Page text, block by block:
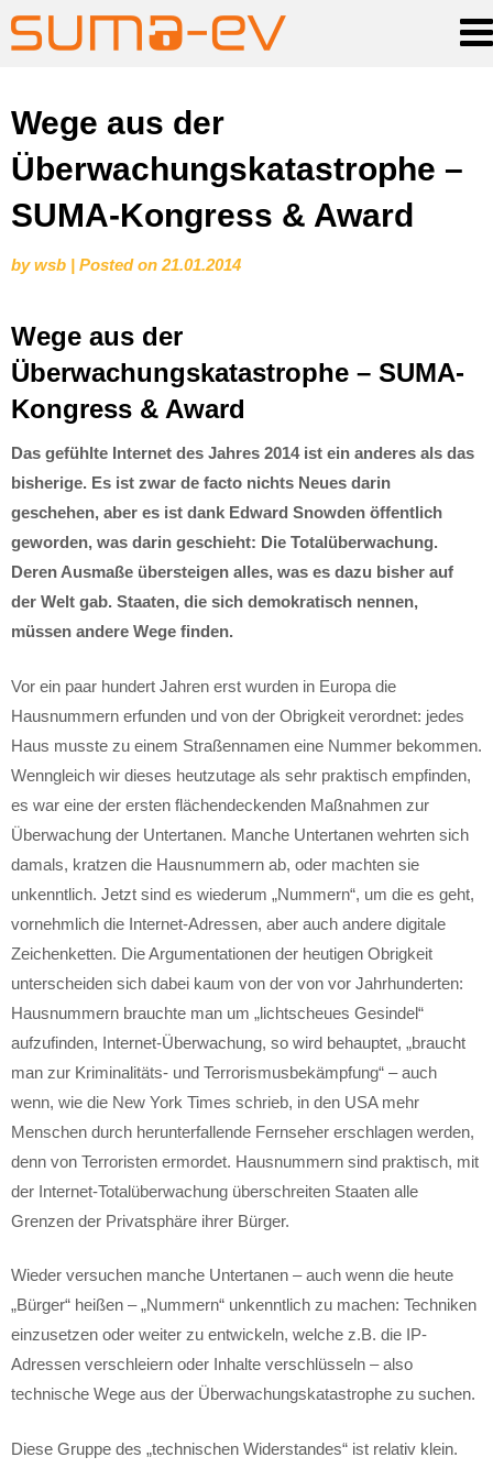
Skip
content
Wege aus der
Überwachungskatastrophe –
SUMA-Kongress & Award
bywsb | Posted on 21.01.2014
Wege aus der
Überwachungskatastrophe – SUMA-
Kongress & Award
Das gefühlte Internet des Jahres 2014 ist ein anderes als das
bisherige. Es ist zwar de facto nichts Neues darin
geschehen, aber es ist dank Edward Snowden öffentlich
geworden, was darin geschieht: Die Totalüberwachung.
Deren Ausmaße übersteigen alles, was es dazu bisher auf
der Welt gab. Staaten, die sich demokratisch nennen,
müssen andere Wege finden.
Vor ein paar hundert Jahren erst wurden in Europa die
Hausnummern erfunden und von der Obrigkeit verordnet: jedes
Haus musste zu einem Straßennamen eine Nummer bekommen.
Wenngleich wir dieses heutzutage als sehr praktisch empfinden,
es war eine der ersten flächendeckenden Maßnahmen zur
Überwachung der Untertanen. Manche Untertanen wehrten sich
damals, kratzen die Hausnummern ab, oder machten sie
unkenntlich. Jetzt sind es wiederum „Nummern“, um die es geht,
vornehmlich die Internet-Adressen, aber auch andere digitale
Zeichenketten. Die Argumentationen der heutigen Obrigkeit
unterscheiden sich dabei kaum von der von vor Jahrhunderten:
Hausnummern brauchte man um „lichtscheues Gesindel“
aufzufinden, Internet-Überwachung, so wird behauptet, „braucht
man zur Kriminalitäts- und Terrorismusbekämpfung“ – auch
wenn, wie die New York Times schrieb, in den USA mehr
Menschen durch herunterfallende Fernseher erschlagen werden,
denn von Terroristen ermordet. Hausnummern sind praktisch, mit
der Internet-Totalüberwachung überschreiten Staaten alle
Grenzen der Privatsphäre ihrer Bürger.
Wieder versuchen manche Untertanen – auch wenn die heute
„Bürger“ heißen – „Nummern“ unkenntlich zu machen: Techniken
einzusetzen oder weiter zu entwickeln, welche z.B. die IP-
Adressen verschleiern oder Inhalte verschlüsseln – also
technische Wege aus der Überwachungskatastrophe zu suchen.
Diese Gruppe des „technischen Widerstandes“ ist relativ klein.